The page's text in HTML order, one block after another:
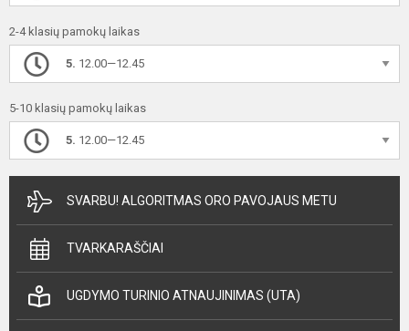
2-4 klasių pamokų laikas
5. 12.00—12.45
5-10 klasių pamokų laikas
5. 12.00—12.45
SVARBU! ALGORITMAS ORO PAVOJAUS METU
TVARKARAŠČIAI
UGDYMO TURINIO ATNAUJINIMAS (UTA)